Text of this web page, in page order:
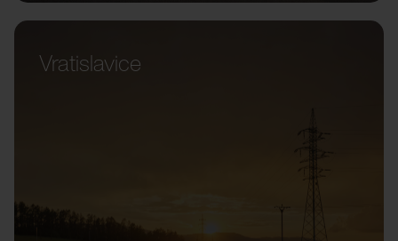
Vratislavice